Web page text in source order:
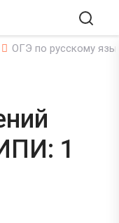
ОГЭ по русскому
1